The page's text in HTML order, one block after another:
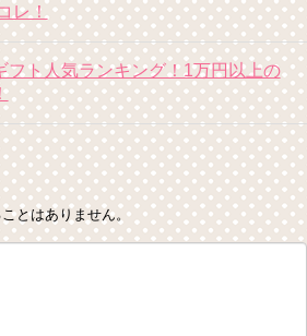
レ！
フト人気ランキング！1万円以上の
とはありません。